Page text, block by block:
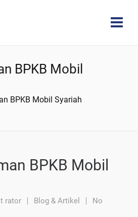
BPKB Mobil
BPKB Mobil Syariah
BPKB Mobil
rator Blog & Artikel
No